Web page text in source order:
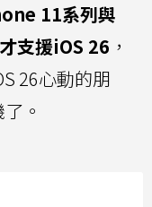
11系列與
支援iOS 26 ，
26心動的朋
。